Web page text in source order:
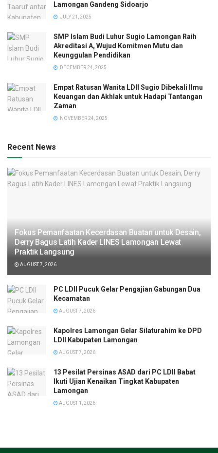
Lamongan Gandeng Sidoarjo
JULY 21, 2025
SMP Islam Budi Luhur Sugio Lamongan Raih
Akreditasi A, Wujud Komitmen Mutu dan
Keunggulan Pendidikan
DECEMBER 24, 2025
Empat Ratusan Wanita LDII Sugio Dibekali Ilmu
Keuangan dan Akhlak untuk Hadapi Tantangan
Zaman
NOVEMBER 24, 2025
Recent News
Fokus Pemanfaatan Kecerdasan Buatan untuk Desain,
Derry Bagus Latih Kader LINES Lamongan Lewat
Praktik Langsung
AUGUST 7, 2026
PC LDII Pucuk Gelar Pengajian Gabungan Dua
Kecamatan
AUGUST 7, 2026
Kapolres Lamongan Gelar Silaturahim ke DPD
LDII Kabupaten Lamongan
AUGUST 7, 2026
13 Pesilat Persinas ASAD dari PC LDII Babat
Ikuti Ujian Kenaikan Tingkat Kabupaten
Lamongan
AUGUST 1, 2026